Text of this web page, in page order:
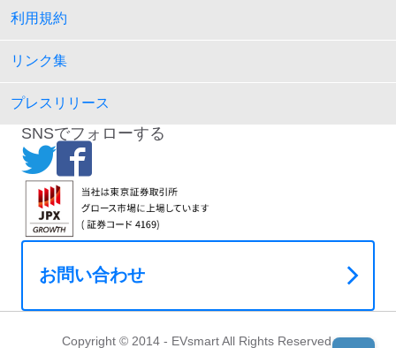
利用規約
リンク集
プレスリリース
SNSでフォローする
お問い合わせ
Copyright © 2014 - EVsmart All Rights Reserved.